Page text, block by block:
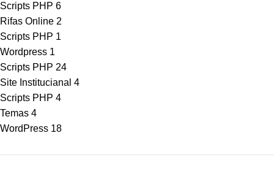
Scripts PHP 6
Rifas Online 2
Scripts PHP 1
Wordpress 1
Scripts PHP 24
Site Institucianal 4
Scripts PHP 4
Temas 4
WordPress 18